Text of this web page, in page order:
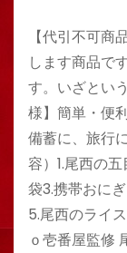
【代引不可商
します商品で
す。いざとい
様】簡単・便
備蓄に、旅行
容）1.尾西の
袋3.携帯おに
5.尾西のライ
ｏ壱番屋監修